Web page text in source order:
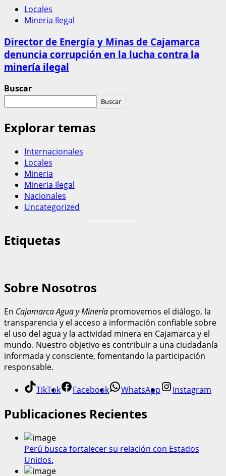
Locales
Mineria Ilegal
Director de Energía y Minas de Cajamarca
denuncia corrupción en la lucha contra la
minería ilegal
Buscar
Buscar
Explorar temas
Internacionales
Locales
Mineria
Mineria Ilegal
Nacionales
Uncategorized
Etiquetas
Sobre Nosotros
En Cajamarca Agua y Minería promovemos el diálogo, la
transparencia y el acceso a información confiable sobre
el uso del agua y la actividad minera en Cajamarca y el
mundo. Nuestro objetivo es contribuir a una ciudadanía
informada y consciente, fomentando la participación
responsable.
TikTok Facebook WhatsApp Instagram
Publicaciones Recientes
Perú busca fortalecer su relación con Estados
Unidos.